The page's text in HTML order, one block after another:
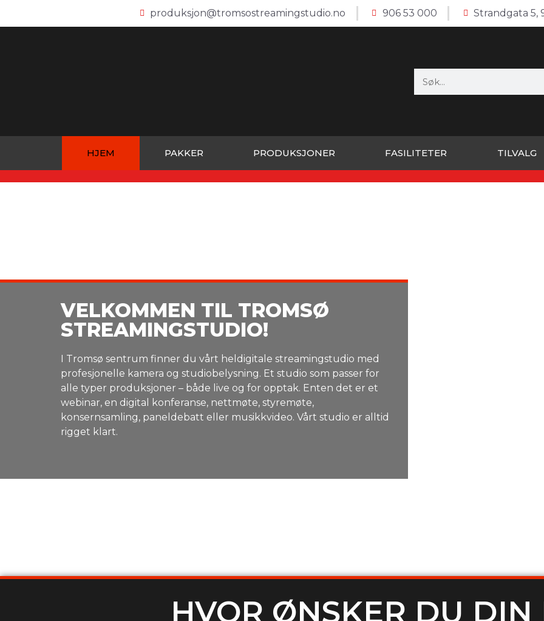
produksjon@tromsostreamingstudio.no 906 53 000 Strandgata 5,
HJEM PAKKER PRODUKSJONER FASILITETER TILVALG
VELKOMMEN TIL TROMSØ
STREAMINGSTUDIO!
I Tromsø sentrum finner du vårt heldigitale streamingstudio med
profesjonelle kamera og studiobelysning. Et studio som passer for
alle typer produksjoner – både live og for opptak. Enten det er et
webinar, en digital konferanse, nettmøte, styremøte,
konsernsamling, paneldebatt eller musikkvideo. Vårt studio er alltid
rigget klart.
HVOR ØNSKER DU DIN